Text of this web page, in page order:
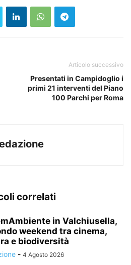
Articolo successivo
Presentati in Campidoglio i
primi 21 interventi del Piano
100 Parchi per Roma
correlati
in Valchiusella,
weekend tra cinema,
e biodiversità
- 4 Agosto 2026